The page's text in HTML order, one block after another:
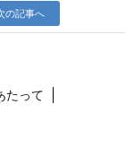
の記事へ
たって